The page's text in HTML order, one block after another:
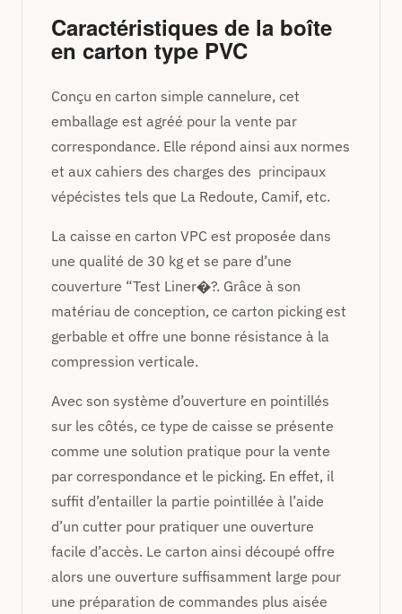
Caractéristiques de la boîte
en carton type PVC
Conçu en carton simple cannelure, cet
emballage est agréé pour la vente par
correspondance. Elle répond ainsi aux normes
et aux cahiers des charges des principaux
vépécistes tels que La Redoute, Camif, etc.
La caisse en carton VPC est proposée dans
une qualité de 30 kg et se pare d’une
couverture “Test Liner�?. Grâce à son
matériau de conception, ce carton picking est
gerbable et offre une bonne résistance à la
compression verticale.
Avec son système d’ouverture en pointillés
sur les côtés, ce type de caisse se présente
comme une solution pratique pour la vente
par correspondance et le picking. En effet, il
suffit d’entailler la partie pointillée à l’aide
d’un cutter pour pratiquer une ouverture
facile d’accès. Le carton ainsi découpé offre
alors une ouverture suffisamment large pour
une préparation de commandes plus aisée